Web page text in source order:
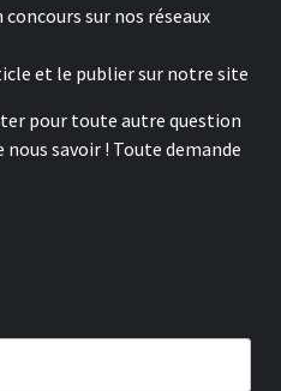
sur nos réseaux
et le publier sur notre site
pour toute autre question
savoir ! Toute demande